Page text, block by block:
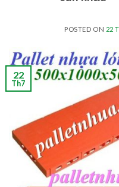
POSTED ON 22
22
Th7